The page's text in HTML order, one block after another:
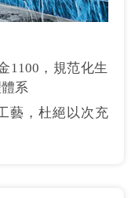
1100，規范化生
系
藝，杜絕以次充